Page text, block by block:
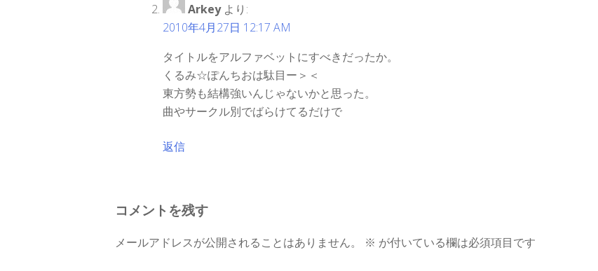
Arkey より:
2010年4月27日 12:17 AM
タイトルをアルファベットにすべきだったか。
くるみ☆ぽんちおは駄目ー＞＜
東方勢も結構強いんじゃないかと思った。
曲やサークル別でばらけてるだけで
返信
コメントを残す
メールアドレスが公開されることはありません。 ※ が付いている欄は必須項目です